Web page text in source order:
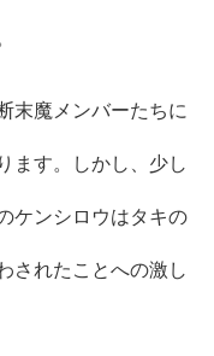
末魔メンバーたちに
ます。しかし、少し
ケンシロウはタキの
されたことへの激し